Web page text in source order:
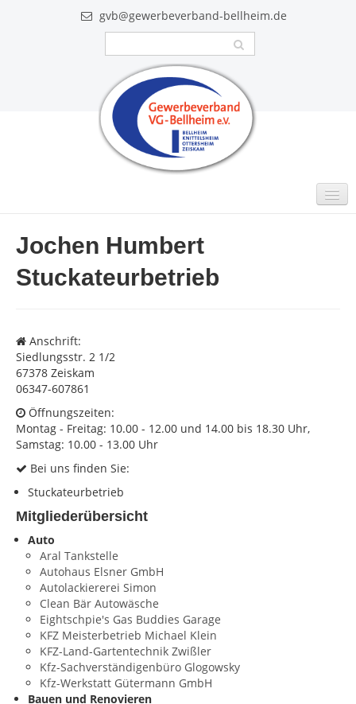
gvb@gewerbeverband-bellheim.de
MITGLIEDER
AKTUELLES
Impressum
Datenschutz
Jochen Humbert
Stuckateurbetrieb
Anschrift:
Siedlungsstr. 2 1/2
67378 Zeiskam
06347-607861
Öffnungszeiten:
Montag - Freitag: 10.00 - 12.00 und 14.00 bis 18.30 Uhr,
Samstag: 10.00 - 13.00 Uhr
Bei uns finden Sie:
Stuckateurbetrieb
Mitgliederübersicht
Auto
Aral Tankstelle
Autohaus Elsner GmbH
Autolackiererei Simon
Clean Bär Autowäsche
Eightschpie's Gas Buddies Garage
KFZ Meisterbetrieb Michael Klein
KFZ-Land-Gartentechnik Zwißler
Kfz-Sachverständigenbüro Glogowsky
Kfz-Werkstatt Gütermann GmbH
Bauen und Renovieren